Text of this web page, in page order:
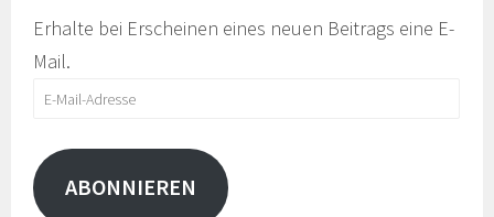
Erhalte bei Erscheinen eines neuen Beitrags eine E-
Mail.
E-
Adresse
ABONNIEREN